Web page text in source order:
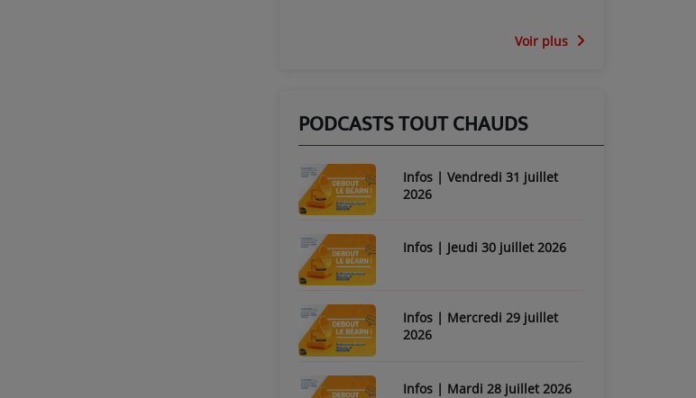
Voir plus
PODCASTS TOUT CHAUDS
Infos | Vendredi 31 juillet
2026
Infos | Jeudi 30 juillet 2026
Infos | Mercredi 29 juillet
2026
Infos | Mardi 28 juillet 2026